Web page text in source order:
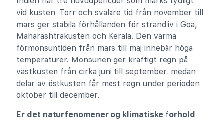
vid kusten. Torr och svalare tid från november till
mars ger stabila förhållanden för strandliv i Goa,
Maharashtrakusten och Kerala. Den varma
förmonsuntiden från mars till maj innebär höga
temperaturer. Monsunen ger kraftigt regn på
västkusten från cirka juni till september, medan
delar av östkusten får mest regn under perioden
oktober till december.
Er det naturfenomener og klimatiske forhold